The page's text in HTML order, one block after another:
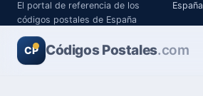
El portal de referencia de los
códigos postales de España
España
CP Códigos Postales.com